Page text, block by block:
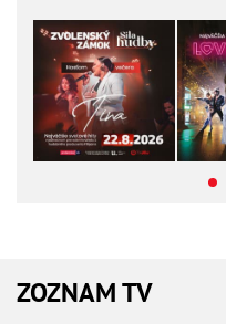
ZOZNAM TV